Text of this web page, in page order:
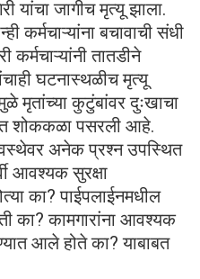
यांचा जागीच मृत्यू झाला.
कर्मचाऱ्यांना बचावाची संधी
कर्मचाऱ्यांनी तातडीने
घटनास्थळीच मृत्यू
मृतांच्या कुटुंबांवर दुःखाचा
शोककळा पसरली आहे.
अनेक प्रश्न उपस्थित
आवश्यक सुरक्षा
का? पाईपलाईनमधील
का? कामगारांना आवश्यक
आले होते का? याबाबत